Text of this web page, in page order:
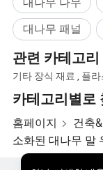
제품 데이터
테스트 항목
브리넬 경도
굽힘 강도
굽힘 탄성 계수(
균값)
대나무 패널
관련 카테고리
기타 장식 재료 플
카테고리별로
홈페이지 건축
소화된 대나무 말